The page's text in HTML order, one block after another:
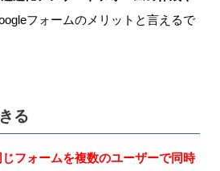
フォームのメリットと言えるで
る
じフォームを複数のユーザーで同時